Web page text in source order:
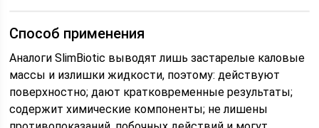
Способ применения
Аналоги SlimBiotic выводят лишь застарелые каловые
массы и излишки жидкости, поэтому: действуют
поверхностно; дают кратковременные результаты;
содержит химические компоненты; не лишены